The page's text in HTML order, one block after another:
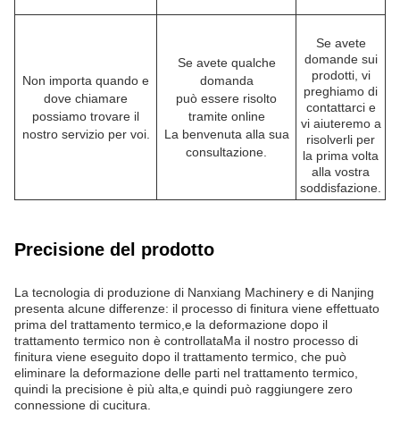
Non importa quando e
dove chiamare
possiamo trovare il
nostro servizio per voi.
Se avete qualche
domanda
può essere risolto
tramite online
La benvenuta alla sua
consultazione.
Se avete
domande sui
prodotti, vi
preghiamo di
contattarci e
vi aiuteremo a
risolverli per
la prima volta
alla vostra
soddisfazione.
Precisione del prodotto
La tecnologia di produzione di Nanxiang Machinery e di Nanjing
presenta alcune differenze: il processo di finitura viene effettuato
prima del trattamento termico,e la deformazione dopo il
trattamento termico non è controllataMa il nostro processo di
finitura viene eseguito dopo il trattamento termico, che può
eliminare la deformazione delle parti nel trattamento termico,
quindi la precisione è più alta,e quindi può raggiungere zero
connessione di cucitura.